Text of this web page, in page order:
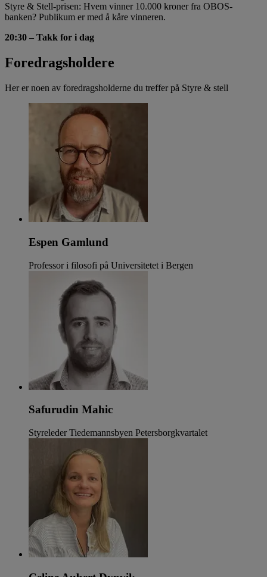
Styre & Stell-prisen: Hvem vinner 10.000 kroner fra OBOS-
banken? Publikum er med å kåre vinneren.
20:30 – Takk for i dag
Foredragsholdere
Her er noen av foredragsholderne du treffer på Styre & stell
Espen Gamlund
Professor i filosofi på Universitetet i Bergen
Safurudin Mahic
Styreleder Tiedemannsbyen Petersborgkvartalet